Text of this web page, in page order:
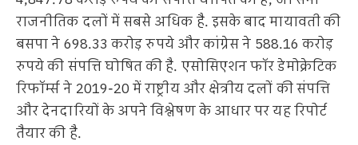
राजनीतिक दलों में सबसे अधिक है. इसके बाद मायावती की
बसपा ने 698.33 करोड़ रुपये और कांग्रेस ने 588.16 करोड़
रुपये की संपत्ति घोषित की है. एसोसिएशन फॉर डेमोक्रेटिक
रिफॉर्म्स ने 2019-20 में राष्ट्रीय और क्षेत्रीय दलों की संपत्ति
और देनदारियों के अपने विश्लेषण के आधार पर यह रिपोर्ट
तैयार की है.